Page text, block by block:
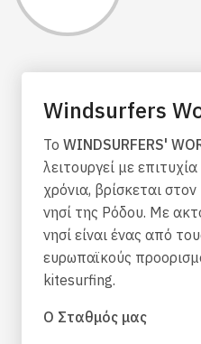
Windsurfers
Το WINDSURFERS'
λειτουργεί με
χρόνια, βρίσκεται
νησί της Ρόδου. Με
νησί είναι ένας από
ευρωπαϊκούς
kitesurfing.
Ο Σταθμός μας